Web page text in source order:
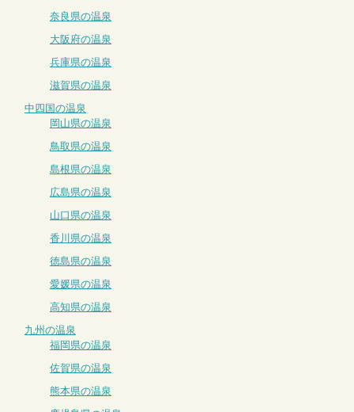
奈良県の温泉
大阪府の温泉
兵庫県の温泉
滋賀県の温泉
中四国の温泉
岡山県の温泉
鳥取県の温泉
島根県の温泉
広島県の温泉
山口県の温泉
香川県の温泉
徳島県の温泉
愛媛県の温泉
高知県の温泉
九州の温泉
福岡県の温泉
佐賀県の温泉
熊本県の温泉